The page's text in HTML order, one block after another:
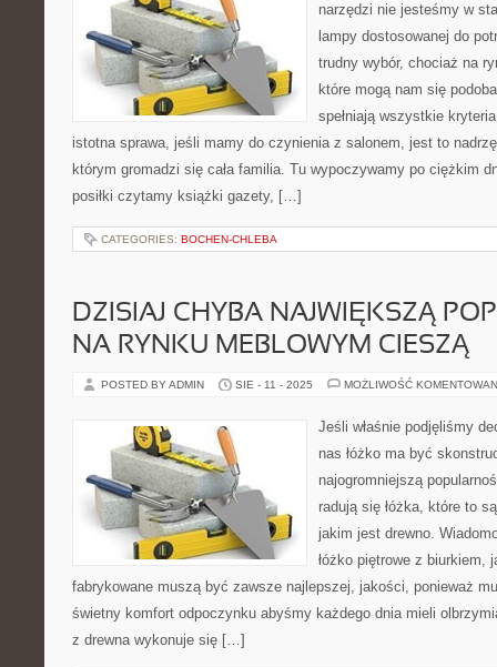
narzędzi nie jesteśmy w
lampy dostosowanej do
trudny wybór, chociaż na
które mogą nam się
spełniają wszystkie
istotna sprawa, jeśli mamy do czynienia z salonem, jest to
którym gromadzi się cała familia. Tu wypoczywamy po ciężkim
posiłki czytamy książki gazety, […]
CATEGORIES: BOCHEN-CHLEBA
DZISIAJ CHYBA NAJWIĘKSZĄ
NA RYNKU MEBLOWYM CIESZĄ
POSTED BY ADMIN SIE - 11 - 2025 MOŻLIWOŚĆ
Jeśli właśnie podjęliśmy
nas łóżko ma być
najogromniejszą
radują się łóżka, które to
jakim jest drewno.
łóżko piętrowe z biurkiem,
fabrykowane muszą być zawsze najlepszej, jakości, ponieważ
świetny komfort odpoczynku abyśmy każdego dnia mieli
z drewna wykonuje się […]